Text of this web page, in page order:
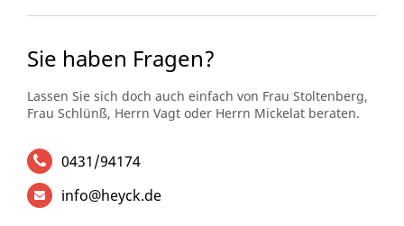
Sie haben Fragen?
Lassen Sie sich doch auch einfach von Frau Stoltenberg,
Frau Schlünß, Herrn Vagt oder Herrn Mickelat beraten.
0431/94174
info@heyck.de